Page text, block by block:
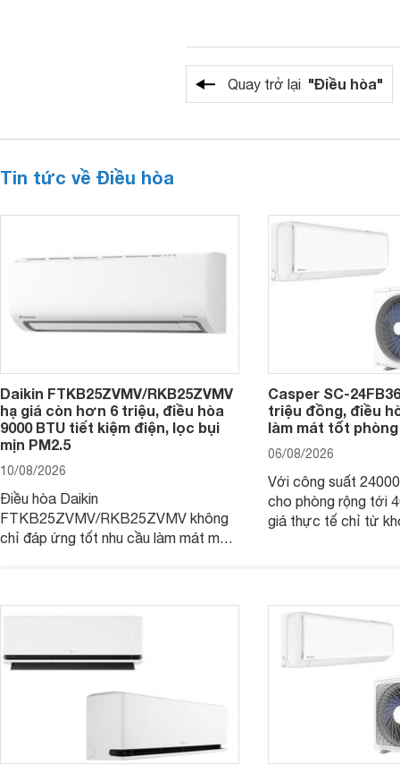
Quay trở lại "Điều hòa"
Tin tức về Điều hòa
Daikin FTKB25ZVMV/RKB25ZVMV
hạ giá còn hơn 6 triệu, điều hòa
9000 BTU tiết kiệm điện, lọc bụi
mịn PM2.5
10/08/2026
Điều hòa Daikin
FTKB25ZVMV/RKB25ZVMV không
chỉ đáp ứng tốt nhu cầu làm mát mà
được bán với mức giá khá hấp dẫn
máy.
Casper SC-
triệu đồng, điều
làm mát tốt phòng
06/08/2026
Với công suất
cho phòng rộng tới
giá thực tế chỉ từ